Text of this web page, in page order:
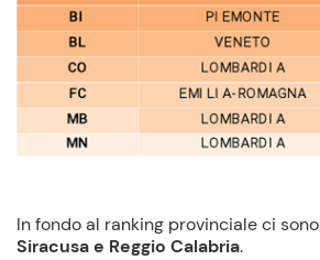
In fondo al ranking provinciale ci
Siracusa e Reggio Calabria.